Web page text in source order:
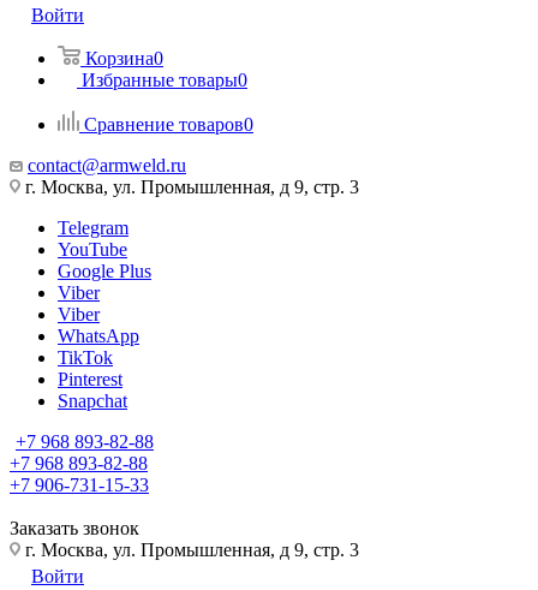
Войти
Корзина0
Избранные товары0
Сравнение товаров0
contact@armweld.ru
г. Москва, ул. Промышленная, д 9, стр. 3
Telegram
YouTube
Google Plus
Viber
Viber
WhatsApp
TikTok
Pinterest
Snapchat
+7 968 893-82-88
+7 968 893-82-88
+7 906-731-15-33
Заказать звонок
г. Москва, ул. Промышленная, д 9, стр. 3
Войти